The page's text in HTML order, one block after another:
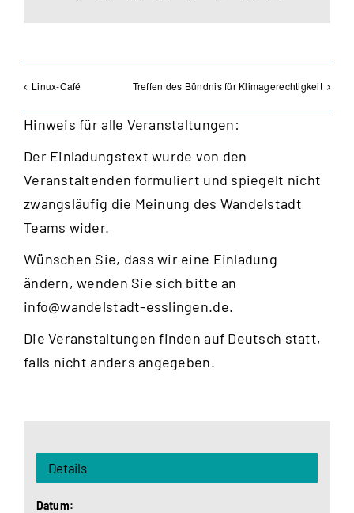
Linux-Café Treffen des Bündnis für Klimagerechtigkeit
Hinweis für alle Veranstaltungen:
Der Einladungstext wurde von den
Veranstaltenden formuliert und spiegelt nicht
zwangsläufig die Meinung des Wandelstadt
Teams wider.
Wünschen Sie, dass wir eine Einladung
ändern, wenden Sie sich bitte an
info@wandelstadt-esslingen.de.
Die Veranstaltungen finden auf Deutsch statt,
falls nicht anders angegeben.
Details
Datum: